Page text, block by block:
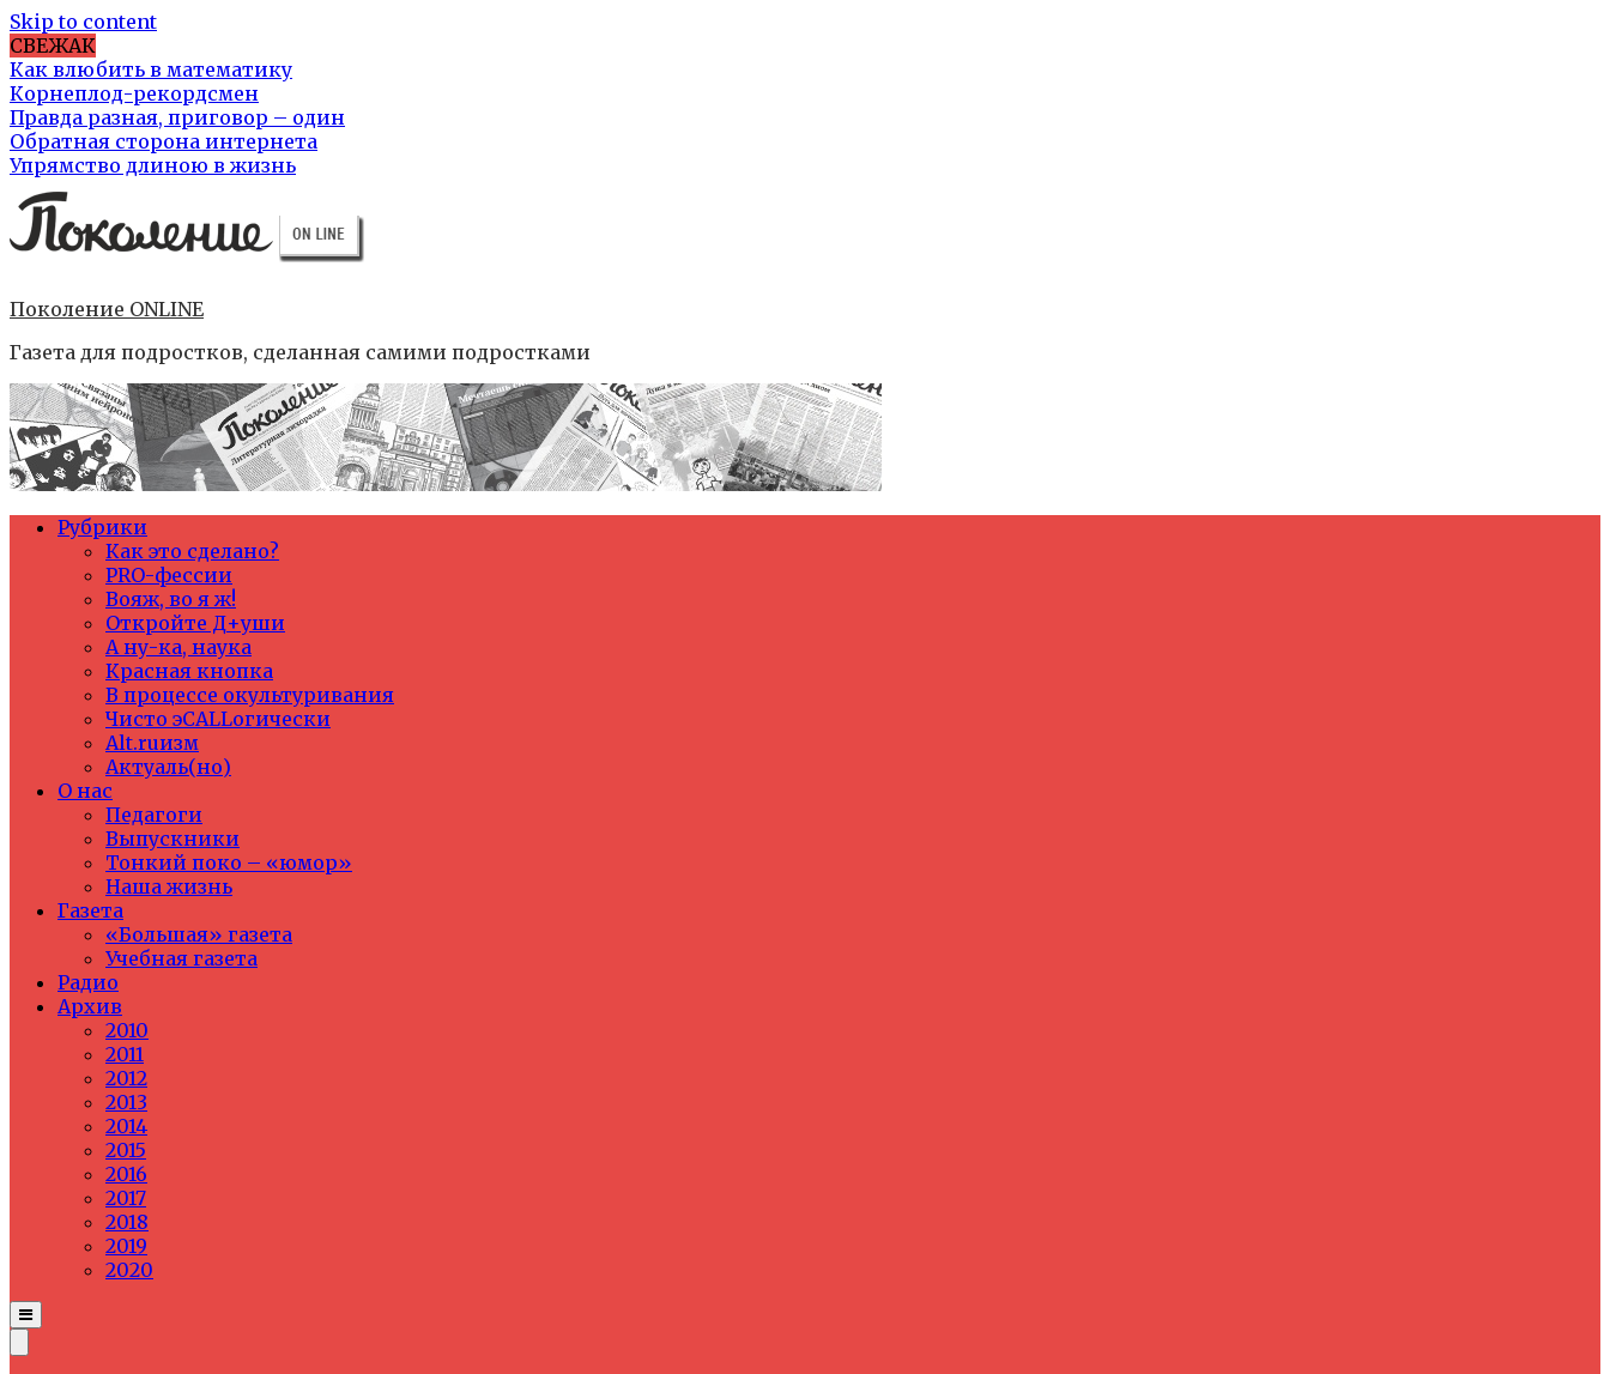
Skip to content
СВЕЖАК
Как влюбить в математику
Корнеплод-рекордсмен
Правда разная, приговор – один
Обратная сторона интернета
Упрямство длиною в жизнь
Поколение ONLINE
Газета для подростков, сделанная самими подростками
Рубрики
Как это сделано?
PRO-фессии
Вояж, во я ж!
Откройте Д+уши
А ну-ка, наука
Красная кнопка
В процессе окультуривания
Чисто эCALLогически
Alt.ruизм
Актуаль(но)
О нас
Педагоги
Выпускники
Тонкий поко – «юмор»
Наша жизнь
Газета
«Большая» газета
Учебная газета
Радио
Архив
2010
2011
2012
2013
2014
2015
2016
2017
2018
2019
2020